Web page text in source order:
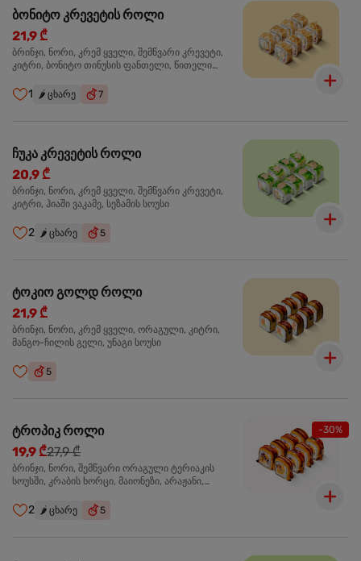
ბონიტო კრევეტის როლი
21,9 ₾
ბრინჯი, ნორი, კრემ ყველი, შემწვარი კრევეტი,
კიტრი, ბონიტო თინუსის ფანთელი, წითელი
1 🌶️ ცხარე 7
ჩუკა კრევეტის როლი
20,9 ₾
ბრინჯი, ნორი, კრემ ყველი, შემწვარი კრევეტი,
კიტრი, ჰიაში ვაკამე, სეზამის სოუსი
2 🌶️ ცხარე 5
ტოკიო გოლდ როლი
21,9 ₾
ბრინჯი, ნორი, კრემ ყველი, ორაგული, კიტრი,
მანგო-ჩილის გელი, უნაგი სოუსი
5
-30%
ტროპიკ როლი
19,9 ₾27,9 ₾
ბრინჯი, ნორი, შემწვარი ორაგული ტერიაკის
სოუსში, კრაბის ხორცი, მაიონეზი, არაჟანი,
სოუსი, მანგო-ჩილის გელი
2 🌶️ ცხარე 5